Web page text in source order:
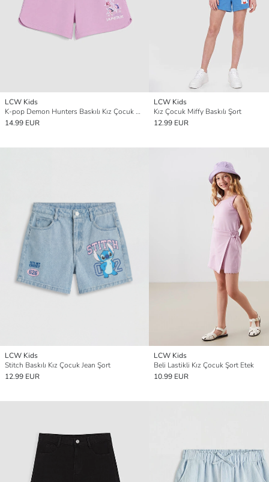
LCW Kids
K-pop Demon Hunters Baskılı Kız Çocuk Şort
14.99 EUR
LCW Kids
Kız Çocuk Miffy Baskılı Şort
12.99 EUR
LCW Kids
Stitch Baskılı Kız Çocuk Jean Şort
12.99 EUR
LCW Kids
Beli Lastikli Kız Çocuk Şort Etek
10.99 EUR